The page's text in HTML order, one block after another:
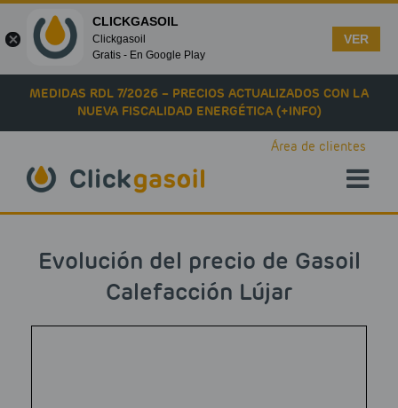
Skip to main content
MEDIDAS RDL 7/2026 – PRECIOS ACTUALIZADOS CON LA
NUEVA FISCALIDAD ENERGÉTICA (+INFO)
Área de clientes
Evolución del precio de Gasoil
Calefacción Lújar
CLICKGASOIL
Clickgasoil
Gratis - En Google Play
VER